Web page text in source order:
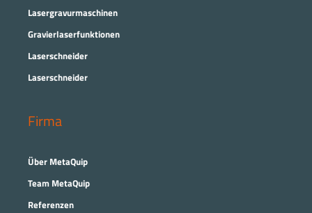
Lasergravurmaschinen
Gravierlaserfunktionen
Laserschneider
Laserschneider
Firma
Über MetaQuip
Team MetaQuip
Referenzen